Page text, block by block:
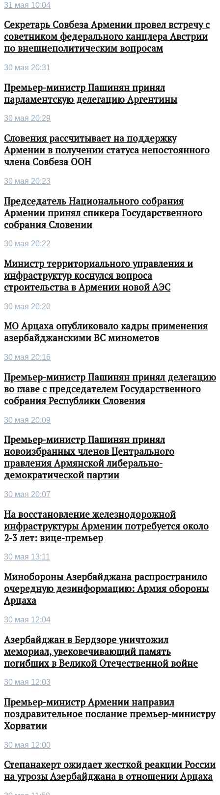
31 мая 10:04
Секретарь Совбеза Армении провел встречу с
советником федерального канцлера Австрии
по внешнеполитическим вопросам
30 мая 20:31
Премьер-министр Пашинян принял
парламентскую делегацию Аргентины
30 мая 20:29
Словения рассчитывает на поддержку
Армении в получении статуса непостоянного
члена Совбеза ООН
30 мая 20:23
Председатель Национального собрания
Армении принял спикера Государственного
собрания Словении
30 мая 20:22
Министр территориального управления и
инфраструктур коснулся вопроса
строительства в Армении новой АЭС
30 мая 20:20
МО Арцаха опубликовало кадры применения
азербайджанскими ВС минометов
30 мая 20:16
Премьер-министр Пашинян принял делегацию
во главе с председателем Государственного
собрания Республики Словения
30 мая 20:09
Премьер-министр Пашинян принял
новоизбранных членов Центрального
правления Армянской либерально-
демократической партии
30 мая 20:07
На восстановление железнодорожной
инфраструктуры Армении потребуется около
2-3 лет: вице-премьер
30 мая 13:11
Минобороны Азербайджана распространило
очередную дезинформацию: Армия обороны
Арцаха
30 мая 12:04
Азербайджан в Бердзоре уничтожил
мемориал, увековечивающий память
погибших в Великой Отечественной войне
30 мая 12:03
Премьер-министр Армении направил
поздравительное послание премьер-министру
Хорватии
30 мая 12:00
Степанакерт ожидает жесткой реакции России
на угрозы Азербайджана в отношении Арцаха